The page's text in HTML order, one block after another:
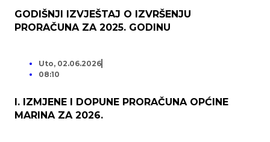
GODIŠNJI IZVJEŠTAJ O IZVRŠENJU
PRORAČUNA ZA 2025. GODINU
I. IZMJENE I DOPUNE PRORAČUNA OPĆINE
MARINA ZA 2026.
Uto, 02.06.2026
08:10